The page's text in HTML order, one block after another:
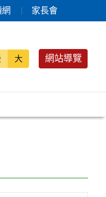
家長會
大 網站導覽